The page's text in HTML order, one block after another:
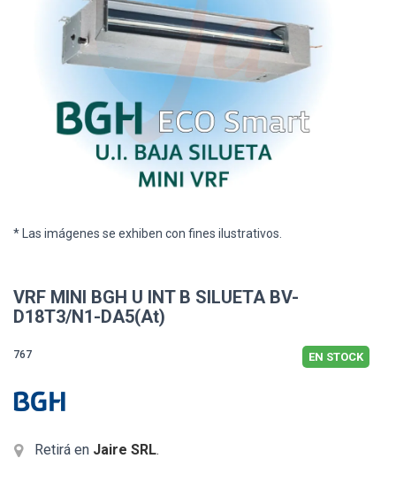
* Las imágenes se exhiben con fines ilustrativos.
VRF MINI BGH U INT B SILUETA BV-
D18T3/N1-DA5(At)
767 EN STOCK
Retirá en Jaire SRL.